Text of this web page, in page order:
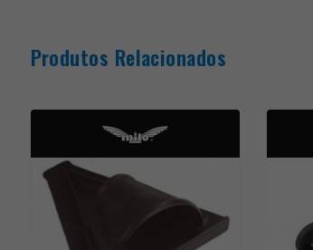
Produtos Relacionados